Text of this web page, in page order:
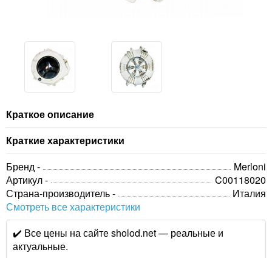
Краткое описание
Краткие характеристики
Бренд -
Merloni
Артикул -
C00118020
Страна-производитель -
Италия
Смотреть все характеристики
✔️ Все цены на сайте sholod.net — реальные и
актуальные.